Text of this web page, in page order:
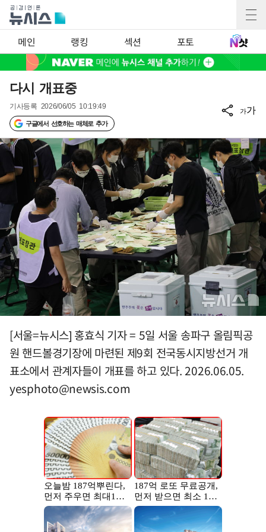
메인 랭킹 섹션 포토
다시 개표중
기사등록 2026/06/05 10:19:49
구글에서 선호하는 매체로 추가
가가
[서울=뉴시스] 홍효식 기자 = 5일 서울 송파구 올림픽공
원 핸드볼경기장에 마련된 제9회 전국동시지방선거 개
표소에서 관계자들이 개표를 하고 있다. 2026.06.05.
yesphoto@newsis.com